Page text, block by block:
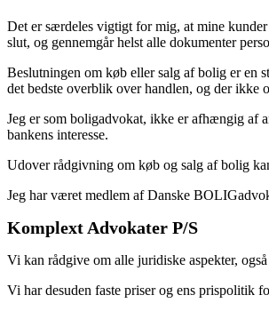
Det er særdeles vigtigt for mig, at mine
slut, og gennemgår helst alle dokumenter
Beslutningen om køb eller salg af bolig er en
det bedste overblik over handlen, og der ikke
Jeg er som boligadvokat, ikke er afhængig af
bankens interesse.
Udover rådgivning om køb og salg af bolig
Jeg har været medlem af Danske
Komplext Advokater P/S
Vi kan rådgive om alle juridiske aspekter,
Vi har desuden faste priser og ens prispolitik